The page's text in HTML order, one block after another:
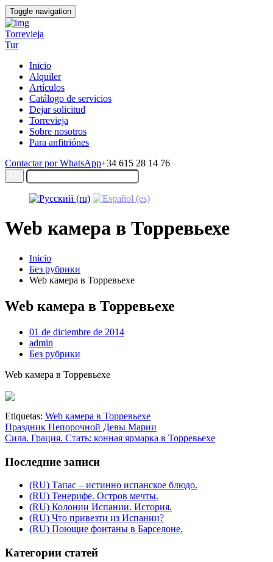
Toggle navigation
Torrevieja
Tur
Inicio
Alquiler
Artículos
Catálogo de servicios
Dejar solicitud
Torrevieja
Sobre nosotros
Para anfitriónes
Contactar por WhatsApp+34 615 28 14 76
Web камера в Торревьехе
Inicio
Без рубрики
Web камера в Торревьехе
Web камера в Торревьехе
01 de diciembre de 2014
admin
Без рубрики
Web камера в Торревьехе
Etiquetas: Web камера в Торревьехе
Праздник Непорочной Девы Марии
Сила. Грация. Стать: конная ярмарка в Торревьехе
Последние записи
(RU) Тапас – истинно испанское блюдо.
(RU) Тенерифе. Остров мечты.
(RU) Колонии Испании. История.
(RU) Что привезти из Испании?
(RU) Поющие фонтаны в Барселоне.
Категории статей